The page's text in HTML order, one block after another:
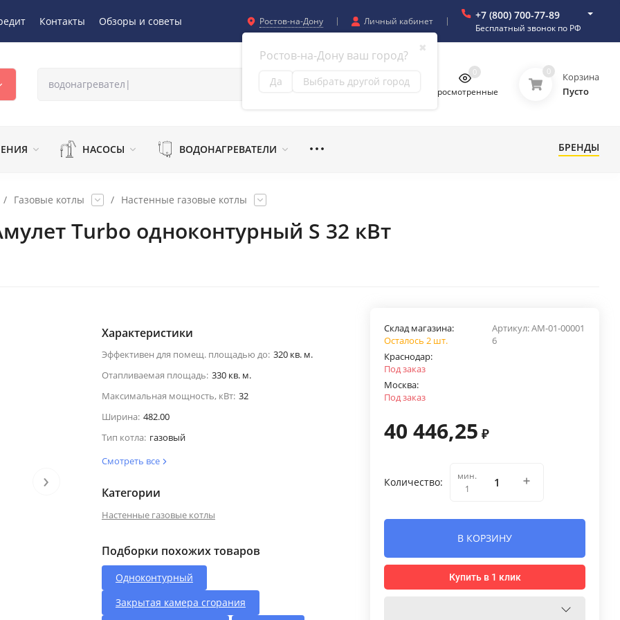
Контакты Обзоры и советы Ростов-на-Дону
✖
Ростов-на-Дону ваш город?
Да Выбрать другой город
Личный кабинет +7 (800) 700-77-89
Бесплатный звонок по РФ
Просмотренные
0 0
Корзина
Пусто
НАСОСЫ ВОДОНАГРЕВАТЕЛИ БРЕНДЫ
/ Газовые котлы / Настенные газовые котлы
Turbo одноконтурный S 32 кВт
›
Характеристики
Эффективен для помещ. площадью до: 320 кв. м.
Отапливаемая площадь: 330 кв. м.
Максимальная мощность, кВт: 32
Ширина: 482.00
Тип котла: газовый
Смотреть все
Категории
Настенные газовые котлы
Подборки похожих товаров
Одноконтурный
Закрытая камера сгорания
Артикул:AM-01-00001
6
Склад магазина:
Осталось 2 шт.
Краснодар:
Под заказ
Москва:
Под заказ
40 446,25 ₽
Количество:
мин.
1
В КОРЗИНУ
Купить в 1 клик